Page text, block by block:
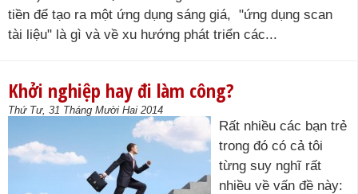
tiền để tạo ra một ứng dụng sáng giá, "ứng dụng scan
tài liệu" là gì và về xu hướng phát triển các...
Khởi nghiệp hay đi làm công?
Thứ Tư, 31 Tháng Mười Hai 2014
Rất nhiều các bạn trẻ
trong đó có cả tôi
từng suy nghĩ rất
nhiều về vấn đề này: